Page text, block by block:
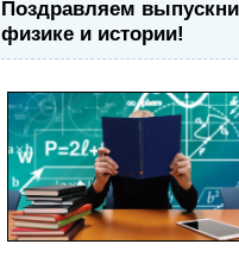
Поздравляем
физике и истории!